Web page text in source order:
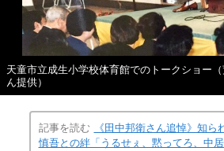
天童市立成生小学校体育館でのトークショー（
ん提供）
記事を読む
《田中邦衛さん追悼》知ら
慎吾との絆「うるせぇ、黙ってろ、中居